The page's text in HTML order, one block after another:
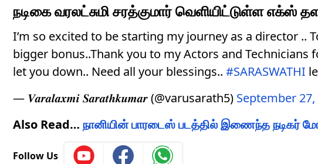
நடிகை வரலட்சுமி சரத்குமார் வெளியிட்டுள்ள எக்ஸ் தள
I’m so excited to be starting my journey as a director ..
bigger bonus..Thank you to my Actors and
let you down.. Need all your blessings.. #SARASWATHI
— 𝑽𝒂𝒓𝒂𝒍𝒂𝒙𝒎𝒊 𝑺𝒂𝒓𝒂𝒕𝒉𝒌𝒖𝒎𝒂𝒓 (@varusarath5) September 27,
Also Read… நானியின் பாரடைஸ் படத்தில் இணைந்த நடிகர்
Follow Us